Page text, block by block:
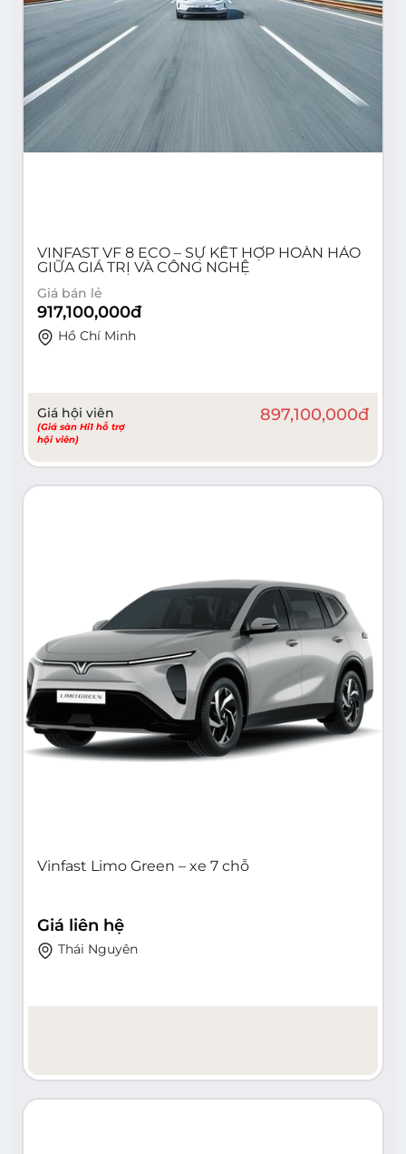
VINFAST VF 8 ECO – SỰ KẾT HỢP HOÀN HẢO
GIỮA GIÁ TRỊ VÀ CÔNG NGHỆ
Giá bán lẻ
917,100,000đ
Hồ Chí Minh
Giá hội viên
(Giá sàn Hi1 hỗ trợ
hội viên)
897,100,000đ
Vinfast Limo Green – xe 7 chỗ
Giá liên hệ
Thái Nguyên